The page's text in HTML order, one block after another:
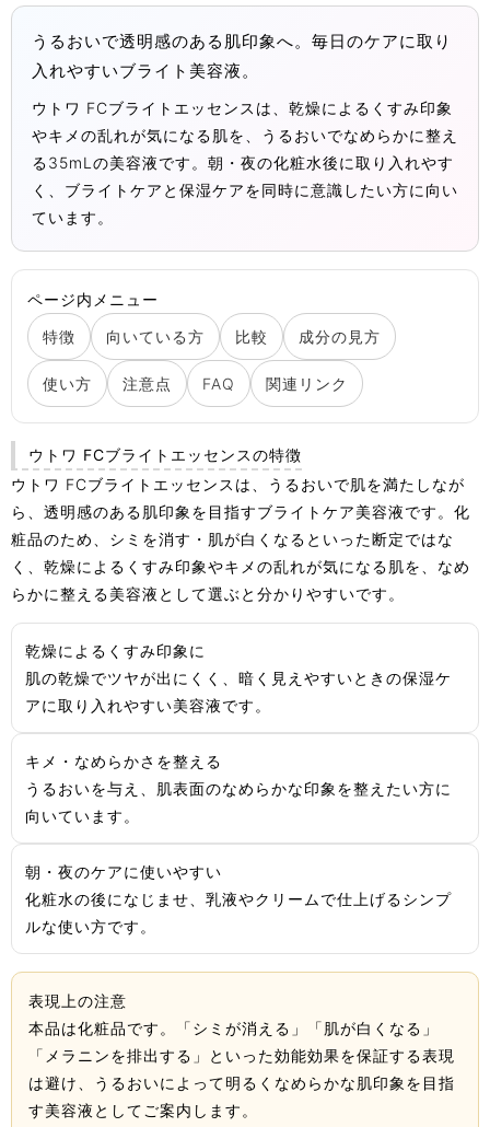
うるおいで透明感のある肌印象へ。毎日のケアに取り
入れやすいブライト美容液。
ウトワ FCブライトエッセンスは、乾燥によるくすみ印象
やキメの乱れが気になる肌を、うるおいでなめらかに整え
る35mLの美容液です。朝・夜の化粧水後に取り入れやす
く、ブライトケアと保湿ケアを同時に意識したい方に向い
ています。
ページ内メニュー
特徴
向いている方 比較 成分の見方
使い方 注意点 FAQ 関連リンク
ウトワ FCブライトエッセンスの特徴
ウトワ FCブライトエッセンスは、うるおいで肌を満たしなが
ら、透明感のある肌印象を目指すブライトケア美容液です。化
粧品のため、シミを消す・肌が白くなるといった断定ではな
く、乾燥によるくすみ印象やキメの乱れが気になる肌を、なめ
らかに整える美容液として選ぶと分かりやすいです。
乾燥によるくすみ印象に
肌の乾燥でツヤが出にくく、暗く見えやすいときの保湿ケ
アに取り入れやすい美容液です。
キメ・なめらかさを整える
うるおいを与え、肌表面のなめらかな印象を整えたい方に
向いています。
朝・夜のケアに使いやすい
化粧水の後になじませ、乳液やクリームで仕上げるシンプ
ルな使い方です。
表現上の注意
本品は化粧品です。「シミが消える」「肌が白くなる」
「メラニンを排出する」といった効能効果を保証する表現
は避け、うるおいによって明るくなめらかな肌印象を目指
す美容液としてご案内します。